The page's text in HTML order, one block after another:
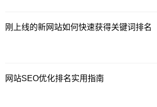
刚上线的新网站如何快速获得关键词排名
网站SEO优化排名实用指南